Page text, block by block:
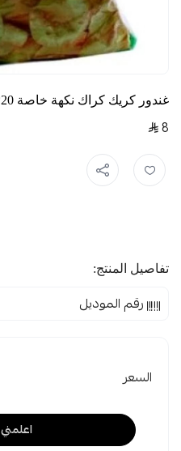
غندور كريك كراك نكهة خاصة 20*12G
8
تفاصيل المنتج:
رقم الموديل
السعر